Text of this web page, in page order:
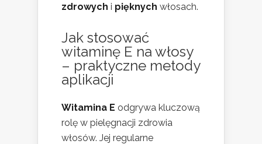
zdrowych i pięknych włosach.
Jak stosować
witaminę E na włosy
– praktyczne metody
aplikacji
Witamina E odgrywa kluczową
rolę w pielęgnacji zdrowia
włosów. Jej regularne